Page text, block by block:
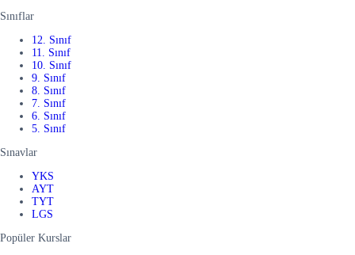
Sınıflar
12. Sınıf
11. Sınıf
10. Sınıf
9. Sınıf
8. Sınıf
7. Sınıf
6. Sınıf
5. Sınıf
Sınavlar
YKS
AYT
TYT
LGS
Popüler Kurslar